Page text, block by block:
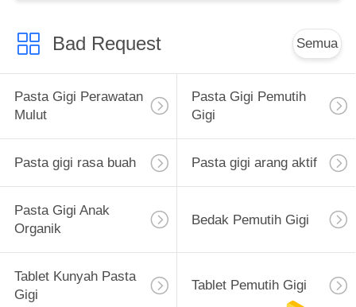
Bad Request Semua
Pasta Gigi Perawatan
Mulut
Pasta Gigi Pemutih
Gigi
Pasta gigi rasa buah Pasta gigi arang aktif
Pasta Gigi Anak
Organik
Bedak Pemutih Gigi
Tablet Kunyah Pasta
Gigi
Tablet Pemutih Gigi